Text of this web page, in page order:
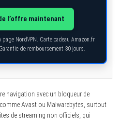
l’offre maintenant
NordVPN. Carte cadeau Amazon.fr
de remboursement 30 jours.
navigation avec un bloqueur de
Avast ou Malwarebytes, surtout
de streaming non officiels, qui